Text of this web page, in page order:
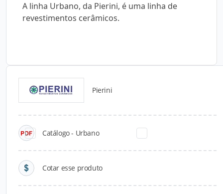
A linha Urbano, da Pierini, é uma linha de
revestimentos cerâmicos.
Pierini
Catálogo - Urbano
Cotar esse produto
Catálogos para Download